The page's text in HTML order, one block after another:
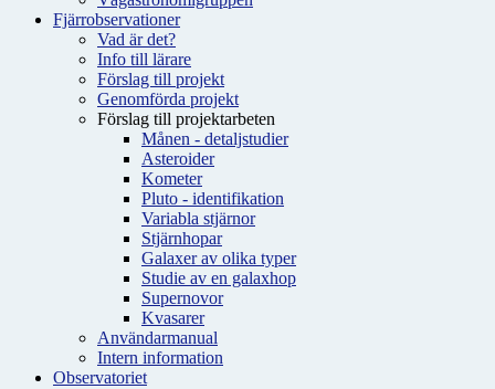
Fjärrobservationer
Vad är det?
Info till lärare
Förslag till projekt
Genomförda projekt
Förslag till projektarbeten
Månen - detaljstudier
Asteroider
Kometer
Pluto - identifikation
Variabla stjärnor
Stjärnhopar
Galaxer av olika typer
Studie av en galaxhop
Supernovor
Kvasarer
Användarmanual
Intern information
Observatoriet